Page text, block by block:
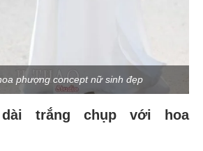
phượng concept nữ sinh đẹp
dài trắng chụp với hoa